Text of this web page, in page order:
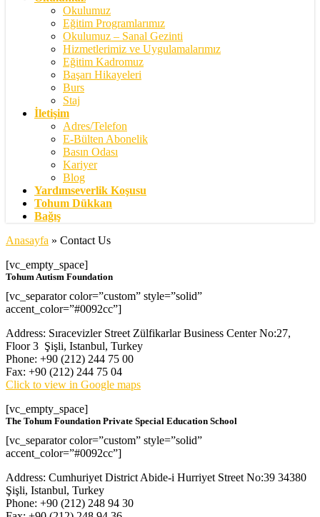
Okulumuz
Eğitim Programlarımız
Okulumuz – Sanal Gezinti
Hizmetlerimiz ve Uygulamalarımız
Eğitim Kadromuz
Başarı Hikayeleri
Burs
Staj
İletişim
Adres/Telefon
E-Bülten Abonelik
Basın Odası
Kariyer
Blog
Yardımseverlik Koşusu
Tohum Dükkan
Bağış
Anasayfa » Contact Us
[vc_empty_space]
Tohum Autism Foundation
[vc_separator color=”custom” style=”solid”
accent_color=”#0092cc”]
Address: Sıracevizler Street Zülfikarlar Business Center No:27,
Floor 3 Şişli, Istanbul, Turkey
Phone: +90 (212) 244 75 00
Fax: +90 (212) 244 75 04
Click to view in Google maps
[vc_empty_space]
The Tohum Foundation Private Special Education School
[vc_separator color=”custom” style=”solid”
accent_color=”#0092cc”]
Address: Cumhuriyet District Abide-i Hurriyet Street No:39 34380
Şişli, Istanbul, Turkey
Phone: +90 (212) 248 94 30